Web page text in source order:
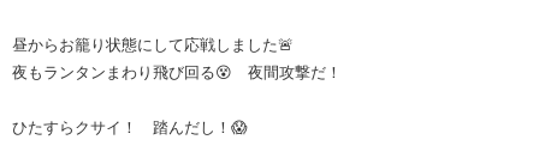
昼からお籠り状態にして応戦しました🚨
夜もランタンまわり飛び回る😵 夜間攻撃だ！
ひたすらクサイ！ 踏んだし！😱